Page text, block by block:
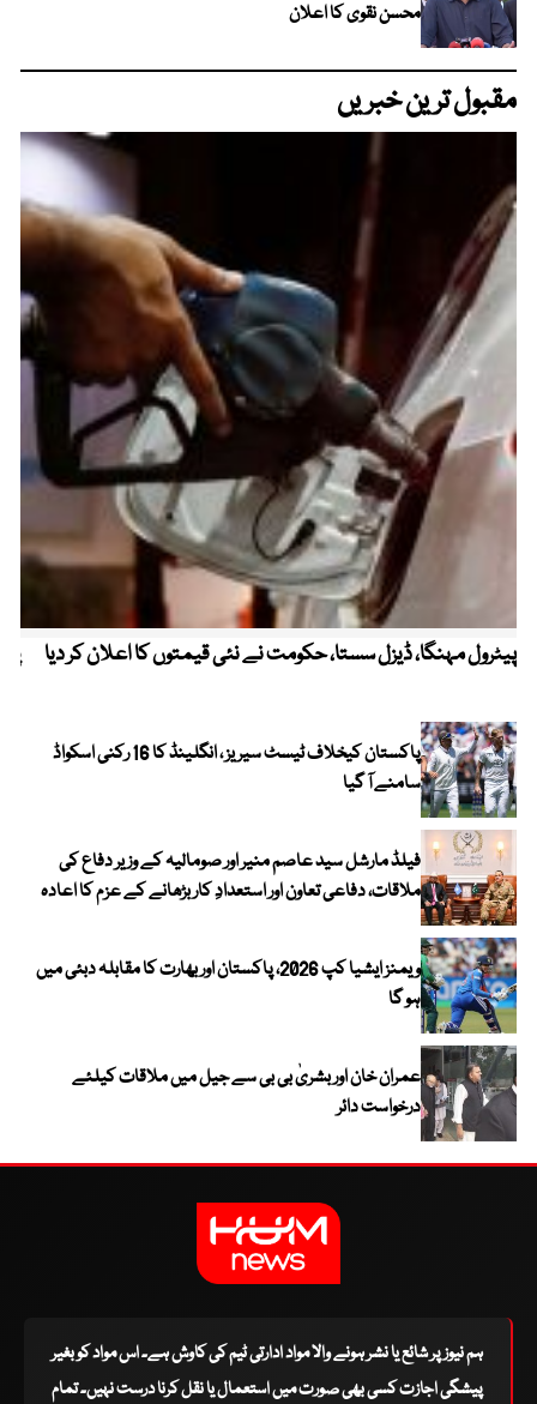
محسن نقوی کا اعلان
مقبول ترین خبریں
پیٹرول مہنگا، ڈیزل سستا، حکومت نے نئی قیمتوں کا اعلان کر دیا
پاکستان کیخلاف ٹیسٹ سیریز ، انگلینڈ کا 16 رکنی اسکواڈ
سامنے آ گیا
فیلڈ مارشل سید عاصم منیر اور صومالیہ کے وزیر دفاع کی
ملاقات، دفاعی تعاون اور استعدادِ کار بڑھانے کے عزم کا اعادہ
ویمنز ایشیا کپ 2026، پاکستان اور بھارت کا مقابلہ دبئی میں
ہو گا
عمران خان اور بشریٰ بی بی سے جیل میں ملاقات کیلئے
درخواست دائر
ہم نیوز پر شائع یا نشر ہونے والا مواد ادارتی ٹیم کی کاوش ہے۔ اس مواد کو بغیر
پیشگی اجازت کسی بھی صورت میں استعمال یا نقل کرنا درست نہیں۔ تمام